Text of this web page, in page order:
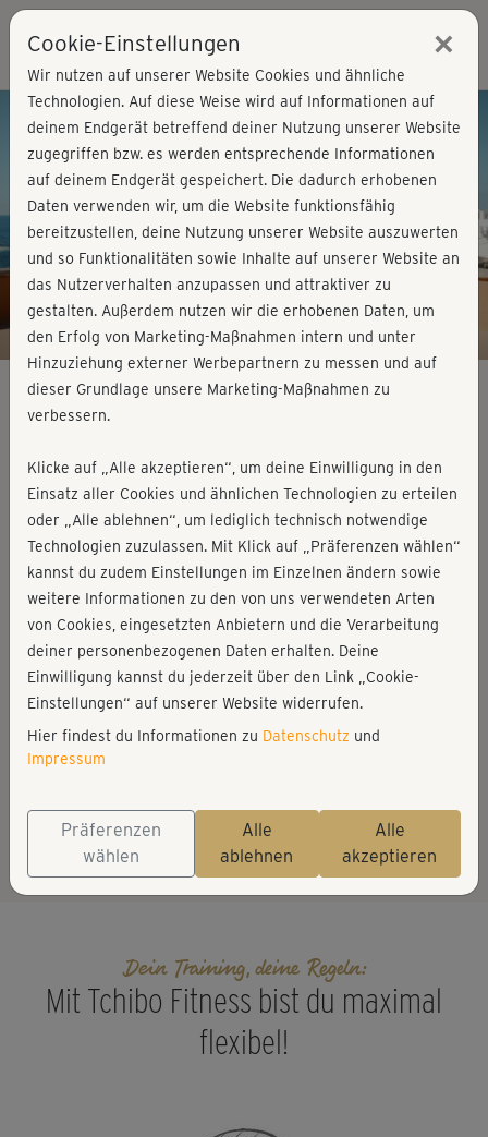
Dein Fitness-Studio für zu
Hause und unterwegs
Tchibo Fitness
Einfach online trainieren!
Über 2.500 Kurse aus 30 Sportarten:
probier's aus!
Du hast einen Gutscheincode?
Wenn du schon einmal eine Mitgliedschaft bei Tchibo Fitness
neuen Mitgliedschaft mit einem Gutscheincode.
Dein Training, deine Regeln:
Mit Tchibo Fitness bist du maximal
flexibel!
Cookie-Einstellungen ×
Wir nutzen auf unserer Website Cookies und ähnliche
Technologien. Auf diese Weise wird auf Informationen auf
deinem Endgerät betreffend deiner Nutzung unserer Website
zugegriffen bzw. es werden entsprechende Informationen
auf deinem Endgerät gespeichert. Die dadurch erhobenen
Daten verwenden wir, um die Website funktionsfähig
bereitzustellen, deine Nutzung unserer Website auszuwerten
und so Funktionalitäten sowie Inhalte auf unserer Website an
das Nutzerverhalten anzupassen und attraktiver zu
gestalten. Außerdem nutzen wir die erhobenen Daten, um
den Erfolg von Marketing-Maßnahmen intern und unter
Hinzuziehung externer Werbepartnern zu messen und auf
dieser Grundlage unsere Marketing-Maßnahmen zu
verbessern.
Klicke auf „Alle akzeptieren“, um deine Einwilligung in den
Einsatz aller Cookies und ähnlichen Technologien zu erteilen
oder „Alle ablehnen“, um lediglich technisch notwendige
Technologien zuzulassen. Mit Klick auf „Präferenzen wählen“
kannst du zudem Einstellungen im Einzelnen ändern sowie
weitere Informationen zu den von uns verwendeten Arten
von Cookies, eingesetzten Anbietern und die Verarbeitung
deiner personenbezogenen Daten erhalten. Deine
Einwilligung kannst du jederzeit über den Link „Cookie-
Einstellungen“ auf unserer Website widerrufen.
Hier findest du Informationen zu Datenschutz und
Impressum
Präferenzen
wählen
Alle
ablehnen
Alle
akzeptieren